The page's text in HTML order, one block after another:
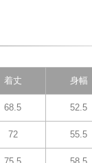
着丈 身幅
68.5 52.5
72 55.5